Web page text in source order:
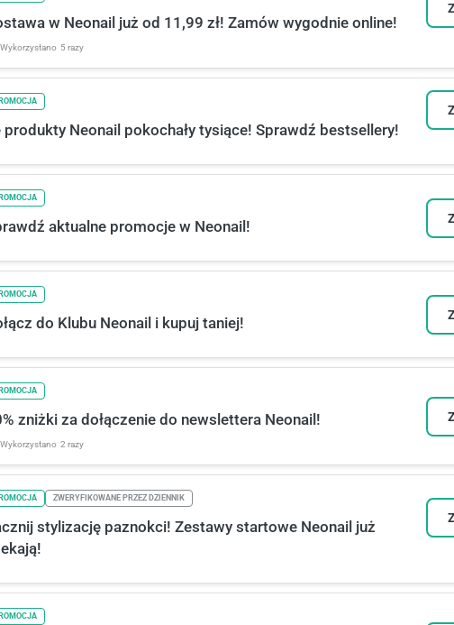
w Neonail już od 11,99 zł! Zamów wygodnie online!
Wykorzystano 5 razy
produkty Neonail pokochały tysiące! Sprawdź bestsellery!
aktualne promocje w Neonail!
do Klubu Neonail i kupuj taniej!
zniżki za dołączenie do newslettera Neonail!
Wykorzystano 2 razy
ZWERYFIKOWANE PRZEZ DZIENNIK
stylizację paznokci! Zestawy startowe Neonail już